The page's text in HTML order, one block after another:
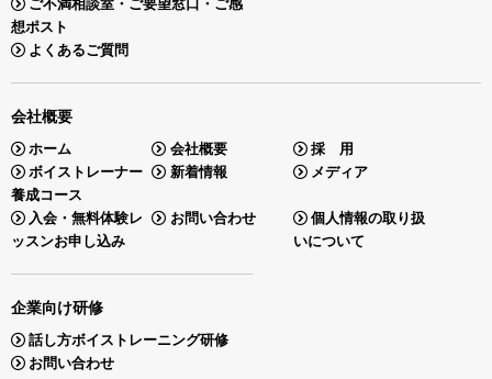
ご不満相談室・ご要望窓口・ご感
想ポスト
よくあるご質問
会社概要
ホーム 会社概要
採 用
ボイストレーナー
養成コース
新着情報 メディア
入会・無料体験レ
ッスンお申し込み
お問い合わせ
個人情報の取り扱
いについて
企業向け研修
話し方ボイストレーニング研修
お問い合わせ